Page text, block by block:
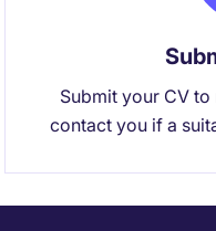
Submit your CV
contact you if a